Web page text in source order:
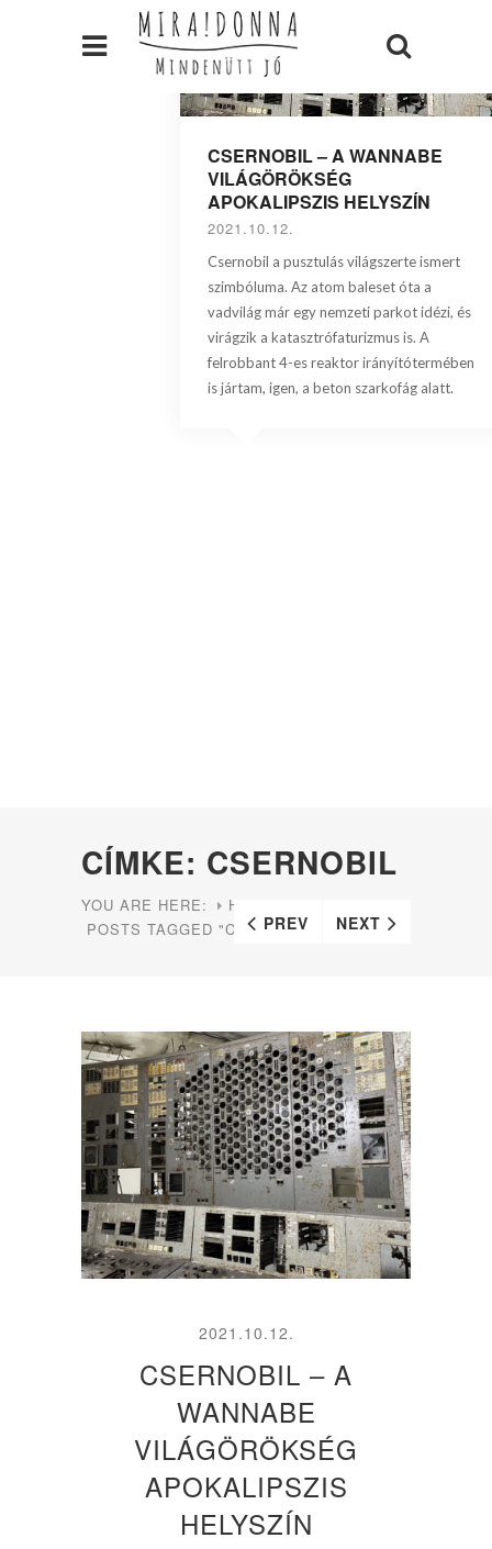
CSERNOBIL – A WANNABE
VILÁGÖRÖKSÉG
APOKALIPSZIS HELYSZÍN
2021.10.12.
Csernobil a pusztulás világszerte ismert
szimbóluma. Az atom baleset óta a
vadvilág már egy nemzeti parkot idézi, és
virágzik a katasztrófaturizmus is. A
felrobbant 4-es reaktor irányítótermében
is jártam, igen, a beton szarkofág alatt.
CÍMKE: CSERNOBIL
YOU ARE HERE:
HOME
POSTS TAGGED "CSERNOBIL"
PREV NEXT
2021.10.12.
CSERNOBIL – A
WANNABE
VILÁGÖRÖKSÉG
APOKALIPSZIS
HELYSZÍN